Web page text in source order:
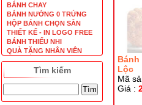
BÁNH CHAY
BÁNH NƯỚNG 0 TRỨNG
HỘP BÁNH CHỌN SẴN
THIẾT KẾ - IN LOGO FREE
BÁNH THIẾU NHI
QUÀ TẶNG NHÂN VIÊN
Tìm kiếm
Bánh
Lộc
Mã
Giá :